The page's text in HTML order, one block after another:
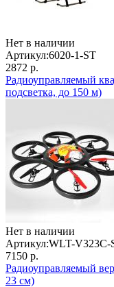
Нет в наличии
Артикул:6020-1-ST
2872 р.
Радиоуправляемый
подсветка, до 150 м)
Нет в наличии
Артикул:WLT-V323C-
7150 р.
Радиоуправляемый
23 см)